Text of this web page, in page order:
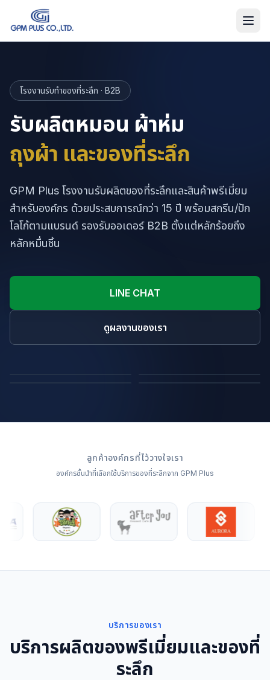
โรงงานรับทำของที่ระลึก · B2B
รับผลิตหมอน ผ้าห่ม
ถุงผ้า และของที่ระลึก
GPM Plus โรงงานรับผลิตของที่ระลึกและสินค้าพรีเมี่ยม
สำหรับองค์กร ด้วยประสบการณ์กว่า 15 ปี พร้อมสกรีน/ปัก
โลโก้ตามแบรนด์ รองรับออเดอร์ B2B ตั้งแต่หลักร้อยถึง
หลักหมื่นชิ้น
LINE CHAT
ดูผลงานของเรา
ลูกค้าองค์กรที่ไว้วางใจเรา
องค์กรชั้นนำที่เลือกใช้บริการของที่ระลึกจาก GPM Plus
บริการของเรา
บริการผลิตของพรีเมี่ยมและของที่
ระลึก